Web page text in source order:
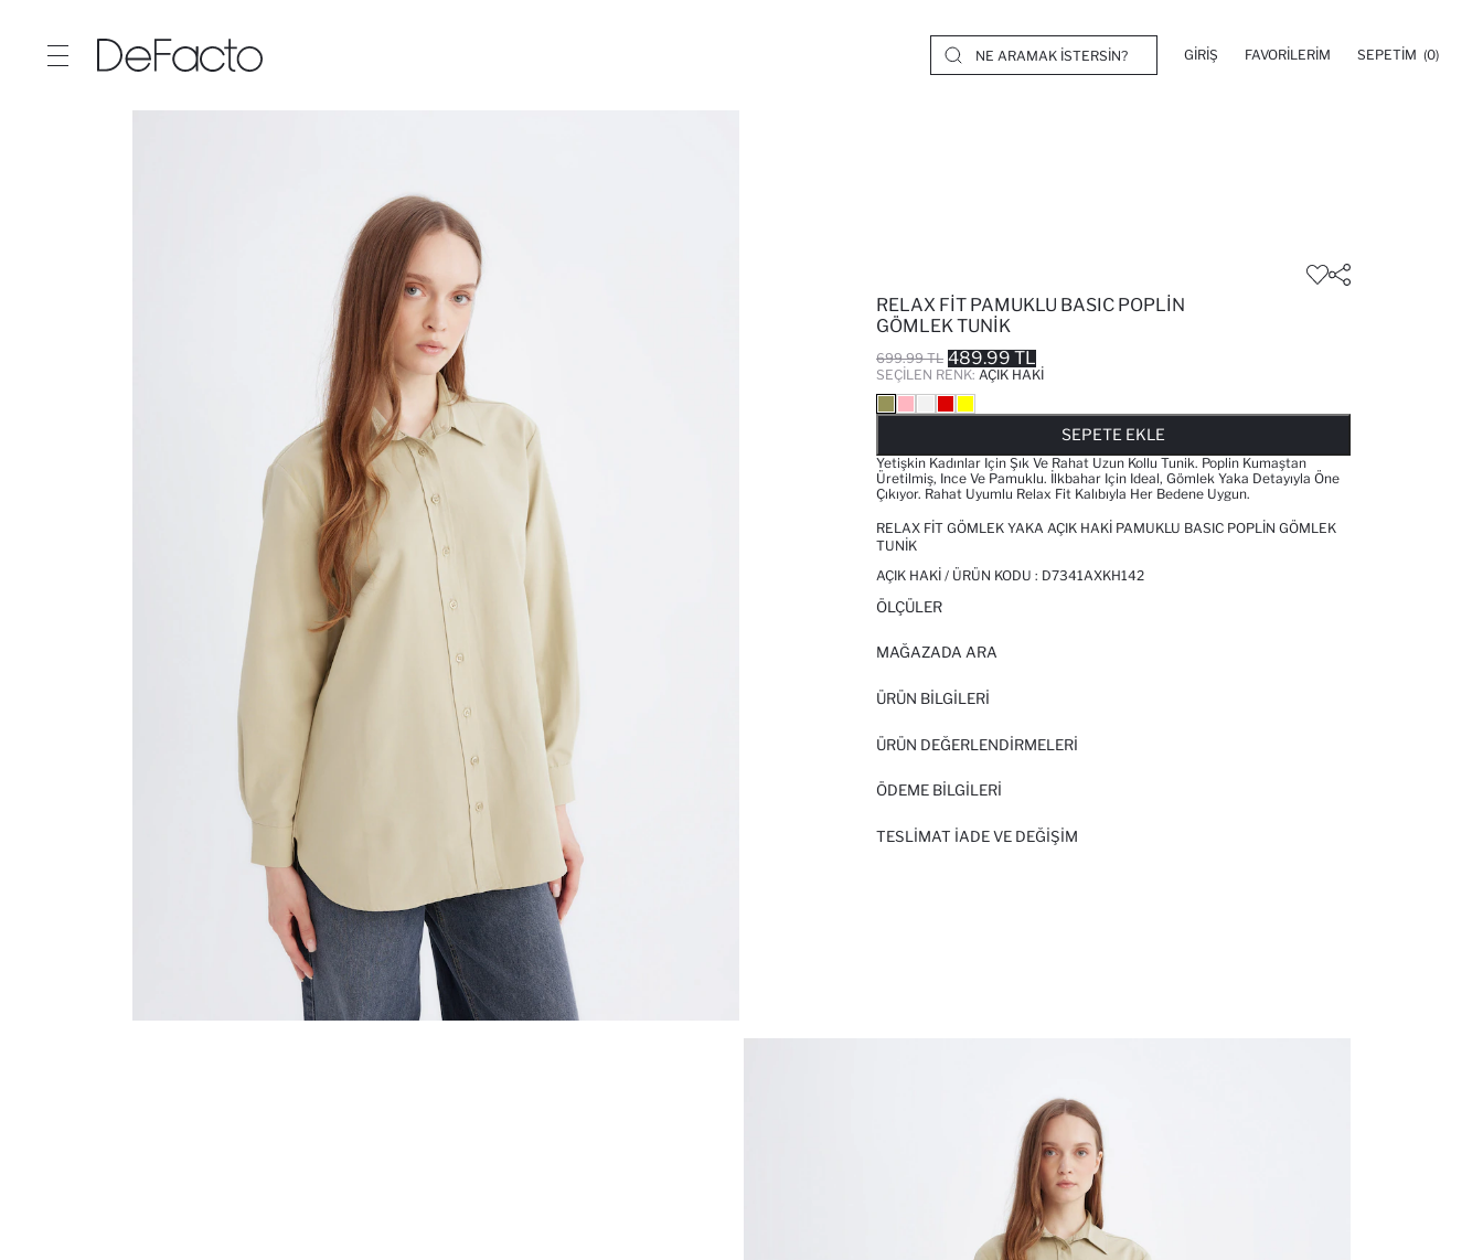
GIRIŞ FAVORILERIM SEPETIM (0)
RELAX FIT PAMUKLU BASIC POPLIN
GÖMLEK TUNIK
699.99 TL 489.99 TL
SEÇILEN RENK: AÇIK HAKI
SEPETE EKLE
Yetişkin Kadınlar Için Şık Ve Rahat Uzun Kollu Tunik. Poplin Kumaştan
Üretilmiş, Ince Ve Pamuklu. İlkbahar Için Ideal, Gömlek Yaka Detayıyla Öne
Çıkıyor. Rahat Uyumlu Relax Fit Kalıbıyla Her Bedene Uygun.
RELAX FIT GÖMLEK YAKA AÇIK HAKI PAMUKLU BASIC POPLIN GÖMLEK
TUNIK
AÇIK HAKI / ÜRÜN KODU : D7341AXKH142
ÖLÇÜLER
MAĞAZADA ARA
ÜRÜN BILGILERI
ÜRÜN DEĞERLENDİRMELERİ
ÖDEME BİLGİLERİ
TESLIMAT İADE VE DEĞIŞIM